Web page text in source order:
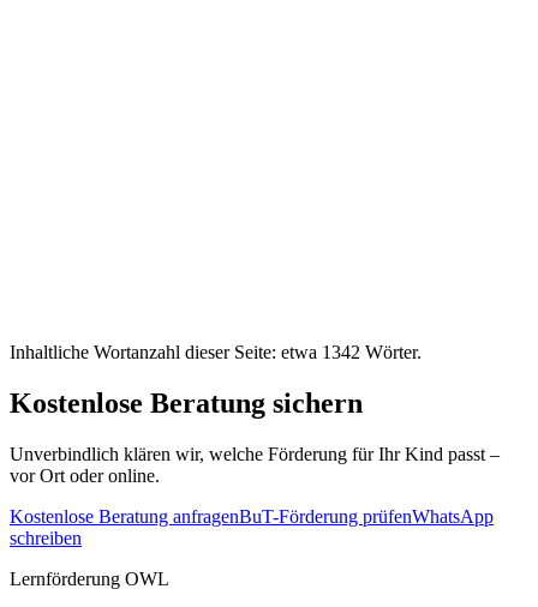
Inhaltliche Wortanzahl dieser Seite: etwa 1342 Wörter.
Kostenlose Beratung sichern
Unverbindlich klären wir, welche Förderung für Ihr Kind passt –
vor Ort oder online.
Kostenlose Beratung anfragenBuT-Förderung prüfenWhatsApp
schreiben
Lernförderung OWL